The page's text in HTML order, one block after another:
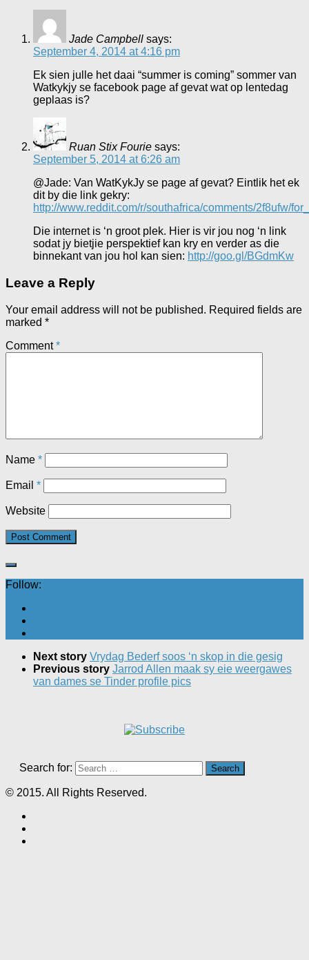
Jade Campbell says:
September 4, 2014 at 4:16 pm
Ek sien julle het daai “summer is coming” sommer van
Watkykjy se facebook page af gevat wat op lentedag
geplaas is?
Ruan Stix Fourie says:
September 5, 2014 at 6:26 am
@Jade: Van WatKykJy se page af gevat? Eintlik het ek
dit by die link gekry:
http://www.reddit.com/r/southafrica/comments/2f8ufw/
Die internet is ‘n groot plek. Hier is vir jou nog ‘n link
sodat jy bietjie perspektief kan kry en verder as die
binnekant van jou hol kan sien: http://goo.gl/BGdmKw
Leave a Reply
Your email address will not be published. Required fields are
marked *
Comment*
Name *
Email *
Website
Follow:
Next story Vrydag Bederf soos ‘n skop in die gesig
Previous story Jarrod Allen maak sy eie weergawes
van dames se Tinder profile pics
Search for:
© 2015. All Rights Reserved.